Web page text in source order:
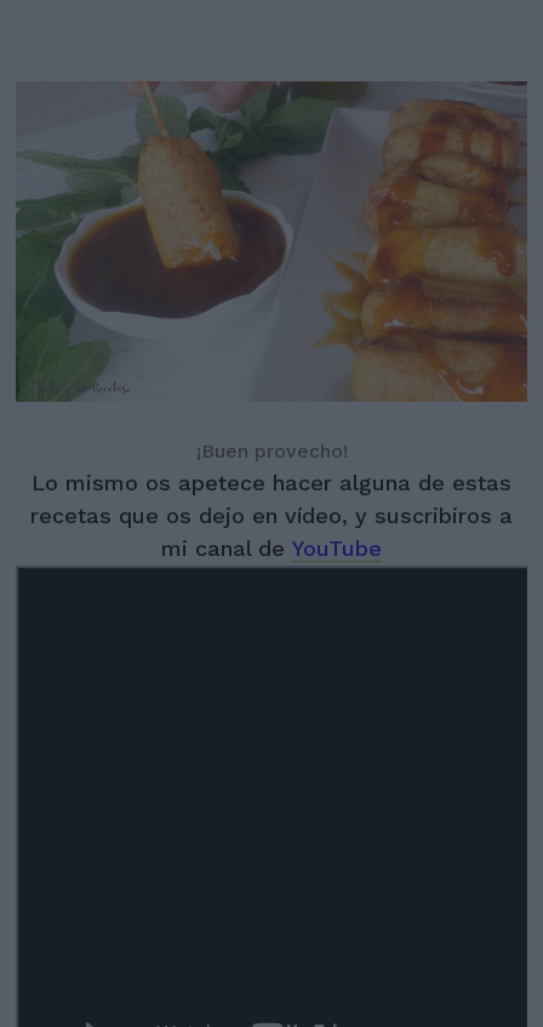
¡Buen provecho!
Lo mismo os apetece hacer alguna de estas
recetas que os dejo en vídeo, y suscribiros a
mi canal de YouTube